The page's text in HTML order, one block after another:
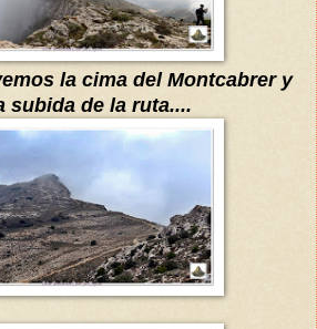
la cima del Montcabrery
subida de la ruta....